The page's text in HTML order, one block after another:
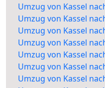
Umzug von Kassel
Umzug von Kassel
Umzug von Kassel
Umzug von Kassel
Umzug von Kassel
Umzug von Kassel
Umzug von Kassel